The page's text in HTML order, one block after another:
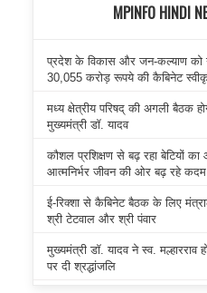
MPINFO HINDI
प्रदेश के विकास और जन-कल्याण को
30,055 करोड़ रूपये की कैबिनेट
मध्य क्षेत्रीय परिषद् की अगली बैठक
मुख्यमंत्री डॉ. यादव
कौशल प्रशिक्षण से बढ़ रहा बेटियों का
आत्मनिर्भर जीवन की ओर बढ़ रहे कदम
ई-रिक्शा से कैबिनेट बैठक के लिए
श्री टेटवाल और श्री पंवार
मुख्यमंत्री डॉ. यादव ने स्व. मल्हारराव
पर दी श्रद्धांजलि